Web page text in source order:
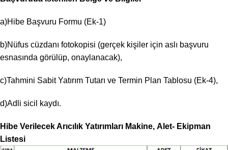
a)Hibe Başvuru Formu (Ek-1)
b)Nüfus cüzdanı fotokopisi (gerçek kişiler için aslı başvuru
esnasında görülüp, onaylanacak),
c)Tahmini Sabit Yatırım Tutarı ve Termin Plan Tablosu (Ek-4),
d)Adli sicil kaydı.
Hibe Verilecek Arıcılık Yatırımları Makine, Alet- Ekipman
Listesi